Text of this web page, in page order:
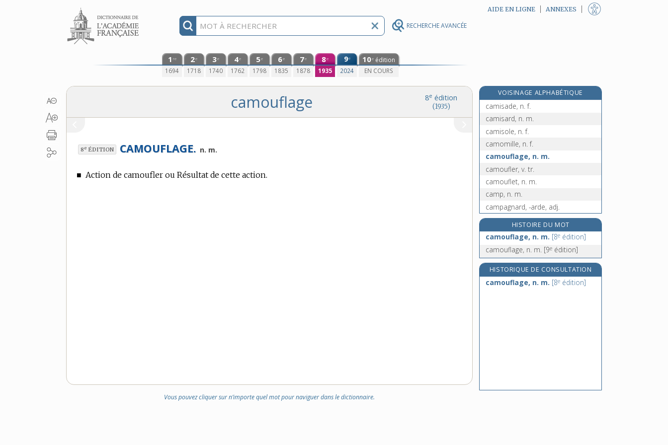
RECHERCHE AVANCÉE
Aller au contenu AIDE EN LIGNE ANNEXES
1 re
1694
2e
1718
3e
1740
4e
1762
5e
1798
6e
1835
7e
1878
8e
1935
9e
2024
10e édition
EN COURS
8e édition
(1935)
camouflage
8e ÉDITION CAMOUFLAGE. n. m.
■ Action de camoufler ou Résultat de cette action.
Vous pouvez cliquer sur n’importe quel mot pour naviguer dans le dictionnaire.
VOISINAGE ALPHABÉTIQUE
camionneur, n. m.
camisade, n. f.
camisard, n. m.
camisole, n. f.
camomille, n. f.
camouflage, n. m.
camoufler, v. tr.
camouflet, n. m.
camp, n. m.
campagnard, -arde, adj.
campagne, n. f.
campagnol, n. m.
campanile, n. m.
campanilisme, n. m.
HISTOIRE DU MOT
camouflage, n. m. [8e édition]
camouflage, n. m. [9e édition]
HISTORIQUE DE CONSULTATION
camouflage, n. m. [8e édition]